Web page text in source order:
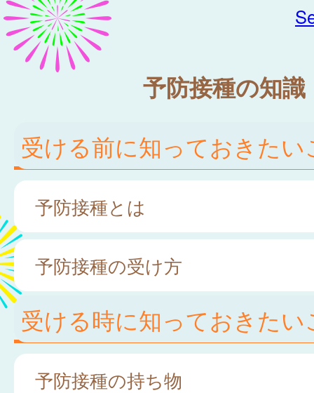
予防接種の知識
受ける前に知っておきたい
予防接種とは
予防接種の受け方
受ける時に知っておきたい
予防接種の持ち物